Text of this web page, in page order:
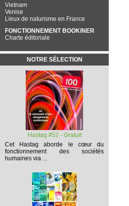
Vietnam
Venise
Lieux de naturisme en France
FONCTIONNEMENT BOOKINER
Charte éditoriale
NOTRE SÉLECTION
Hastag #52 - Gratuit
Cet
Hastag aborde le cœur du
fonctionnement des sociétés
humaines via ...